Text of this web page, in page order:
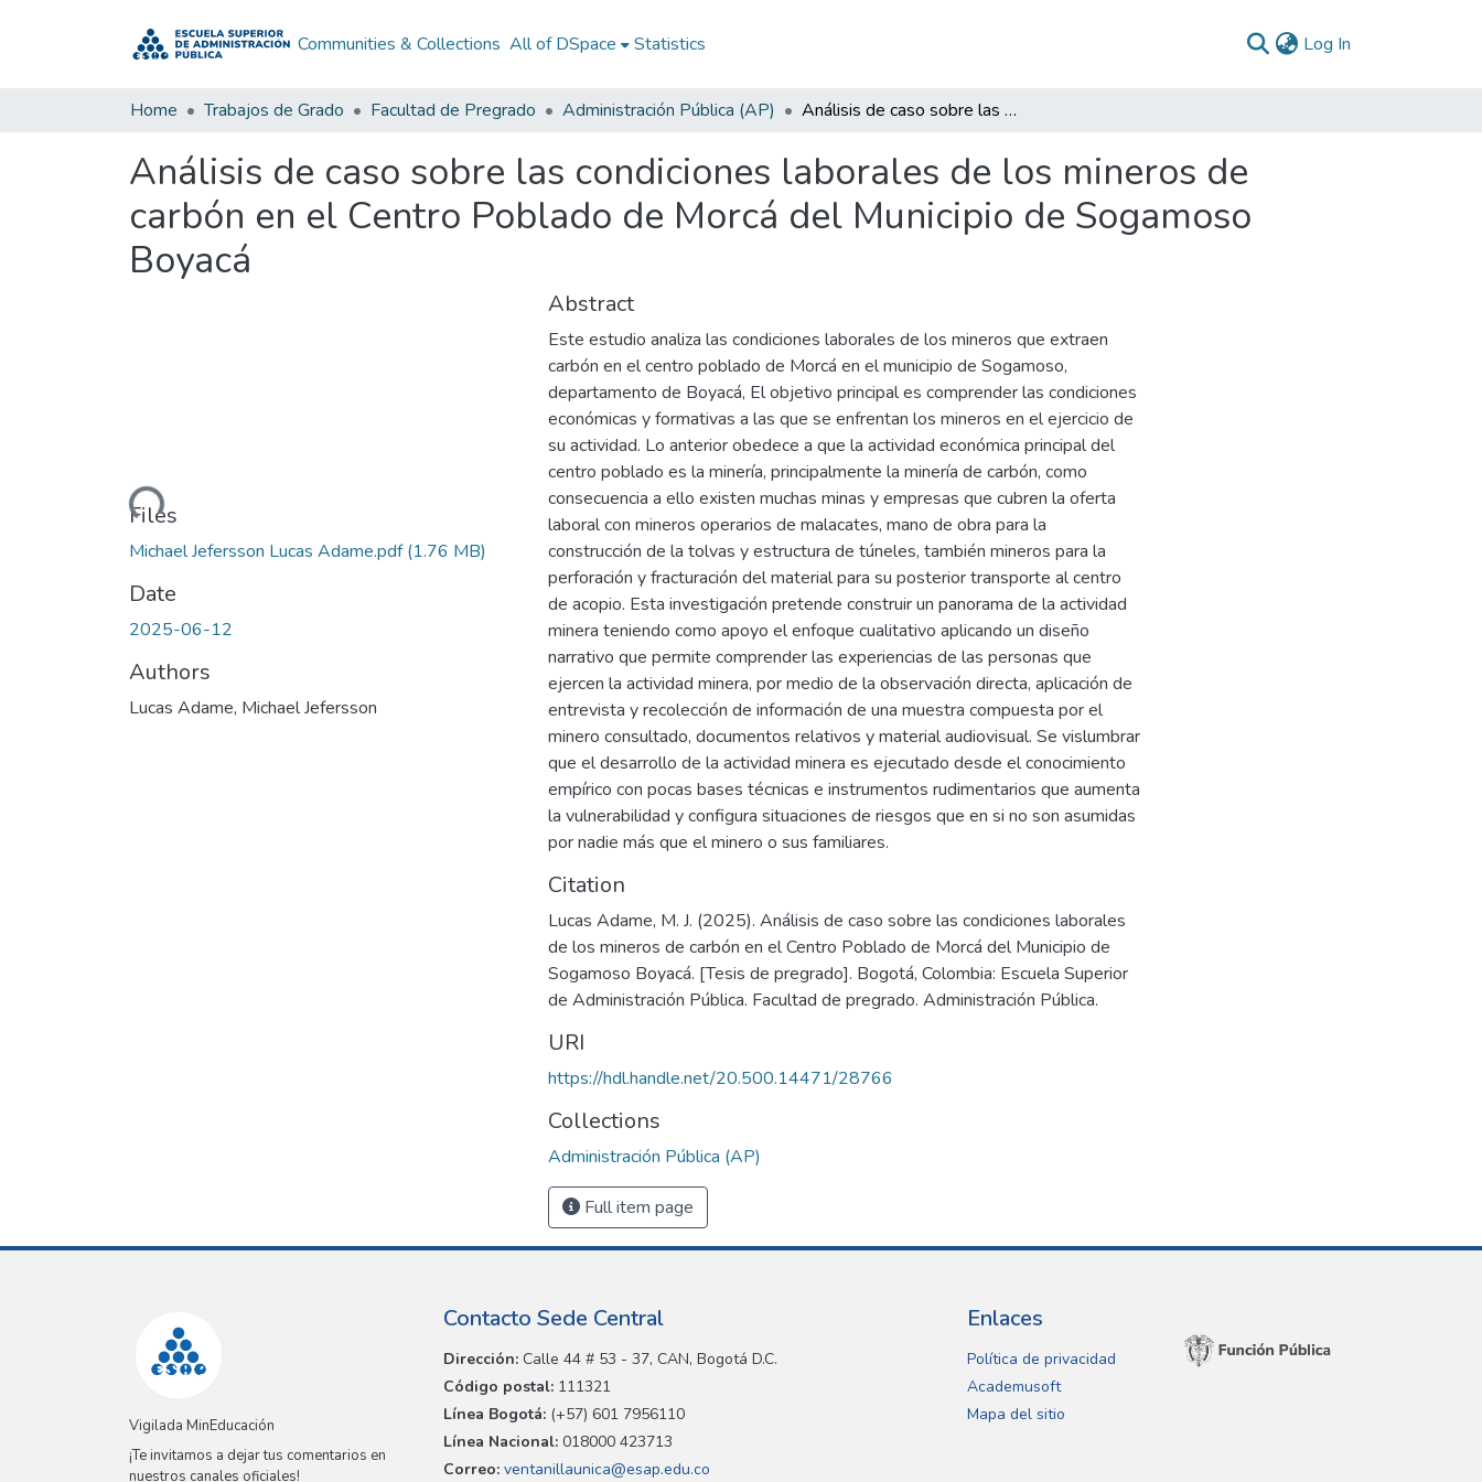
Communities & Collections All of DSpace Statistics Log In
Home Trabajos de Grado Facultad de Pregrado Administración Pública (AP) Análisis de caso sobre las condiciones laborales de los mineros de carbón en el Centro Poblado de Morcá del Municipio de Sogamoso Boyacá
Análisis de caso sobre las condiciones laborales de los mineros de
carbón en el Centro Poblado de Morcá del Municipio de Sogamoso
Boyacá
Loading...
Files
Michael Jefersson Lucas Adame.pdf(1.76 MB)
Date
2025-06-12
Authors
Lucas Adame, Michael Jefersson
Abstract
Este estudio analiza las condiciones laborales de los mineros que extraen
carbón en el centro poblado de Morcá en el municipio de Sogamoso,
departamento de Boyacá, El objetivo principal es comprender las condiciones
económicas y formativas a las que se enfrentan los mineros en el ejercicio de
su actividad. Lo anterior obedece a que la actividad económica principal del
centro poblado es la minería, principalmente la minería de carbón, como
consecuencia a ello existen muchas minas y empresas que cubren la oferta
laboral con mineros operarios de malacates, mano de obra para la
construcción de la tolvas y estructura de túneles, también mineros para la
perforación y fracturación del material para su posterior transporte al centro
de acopio. Esta investigación pretende construir un panorama de la actividad
minera teniendo como apoyo el enfoque cualitativo aplicando un diseño
narrativo que permite comprender las experiencias de las personas que
ejercen la actividad minera, por medio de la observación directa, aplicación de
entrevista y recolección de información de una muestra compuesta por el
minero consultado, documentos relativos y material audiovisual. Se vislumbrar
que el desarrollo de la actividad minera es ejecutado desde el conocimiento
empírico con pocas bases técnicas e instrumentos rudimentarios que aumenta
la vulnerabilidad y configura situaciones de riesgos que en si no son asumidas
por nadie más que el minero o sus familiares.
Citation
Lucas Adame, M. J. (2025). Análisis de caso sobre las condiciones laborales
de los mineros de carbón en el Centro Poblado de Morcá del Municipio de
Sogamoso Boyacá. [Tesis de pregrado]. Bogotá, Colombia: Escuela Superior
de Administración Pública. Facultad de pregrado. Administración Pública.
URI
https://hdl.handle.net/20.500.14471/28766
Collections
Administración Pública (AP)
Full item page
Vigilada MinEducación
¡Te invitamos a dejar tus comentarios en
nuestros canales oficiales!
Contacto Sede Central
Dirección: Calle 44 # 53 - 37, CAN, Bogotá D.C.
Código postal: 111321
Línea Bogotá: (+57) 601 7956110
Línea Nacional: 018000 423713
Correo: ventanillaunica@esap.edu.co
Enlaces
Política de privacidad
Academusoft
Mapa del sitio